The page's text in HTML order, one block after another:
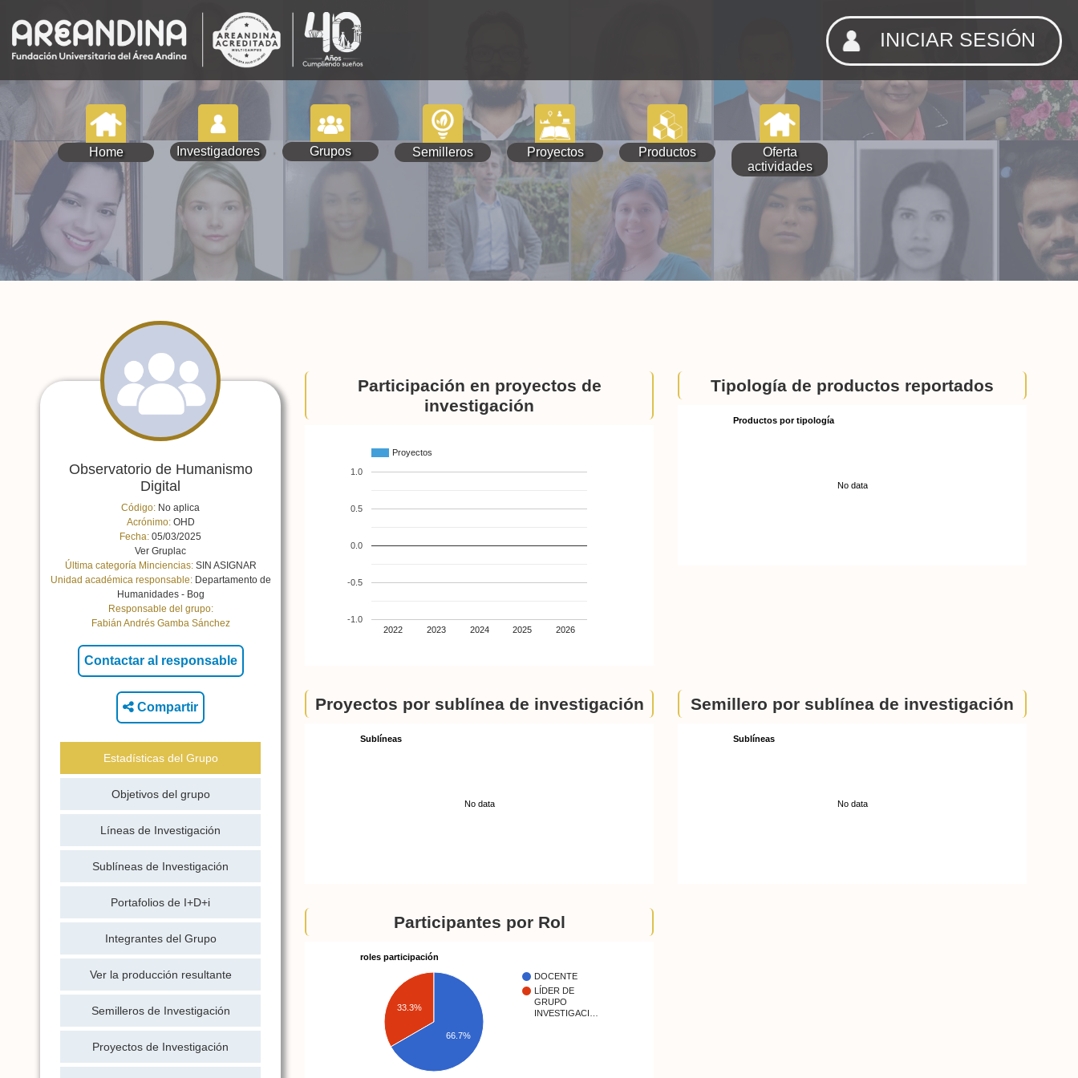
Home Investigadores Grupos Semilleros Proyectos Productos
Oferta
actividades
INICIAR SESIÓN
Observatorio de Humanismo
Digital
Código: No aplica
Acrónimo:OHD
Fecha: 05/03/2025
Ver Gruplac
Última categoría Minciencias:SIN ASIGNAR
Unidad académica responsable:Departamento de
Humanidades - Bog
Responsable del grupo:
Fabián Andrés Gamba Sánchez
Compartir
Estadísticas del Grupo
Objetivos del grupo
Líneas de Investigación
Sublíneas de Investigación
Portafolios de I+D+i
Integrantes del Grupo
Ver la producción resultante
Semilleros de Investigación
Proyectos de Investigación
Participación en proyectos de
investigación
Proyectos
2022 2023 2024 2025 2026
-1.0
-0.5
0.0
0.5
1.0
Tipología de productos reportados
Productos por tipología
No data
Proyectos por sublínea de investigación
Sublíneas
No data
Semillero por sublínea de investigación
Sublíneas
No data
Participantes por Rol
roles participación
DOCENTE
LÍDER DE
GRUPO
INVESTIGACI…
33.3%
66.7%